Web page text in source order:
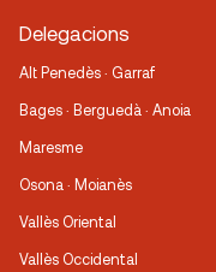
Delegacions
Alt Penedès · Garraf
Bages · Berguedà · Anoia
Maresme
Osona · Moianès
Vallès Oriental
Vallès Occidental